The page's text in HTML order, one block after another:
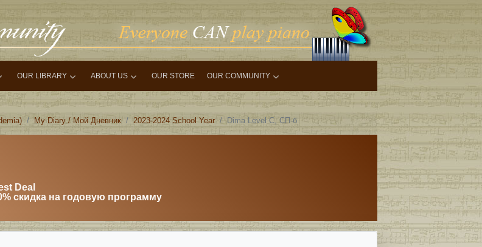
OUR LIBRARY ABOUT US OUR STORE OUR COMMUNITY
My Diary / Мой Дневник 2023-2024 School Year Dima Level С, СП-б
Deal
скидка на годовую программу